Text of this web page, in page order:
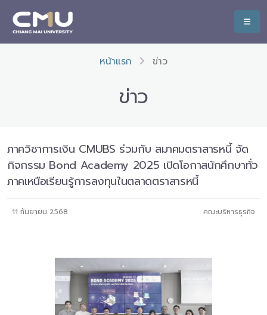
หน้าแรก ข่าว
ข่าว
ภาควิชาการเงิน CMUBS ร่วมกับ สมาคมตราสารหนี้ จัด
กิจกรรม Bond Academy 2025 เปิดโอกาสนักศึกษาทั่ว
ภาคเหนือเรียนรู้การลงทุนในตลาดตราสารหนี้
11 กันยายน 2568 คณะบริหารธุรกิจ